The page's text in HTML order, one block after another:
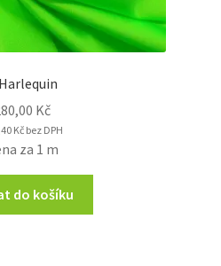
Kč
Kčbez DPH
za 1 m
do košíku